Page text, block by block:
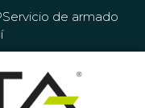
Servicio de armado